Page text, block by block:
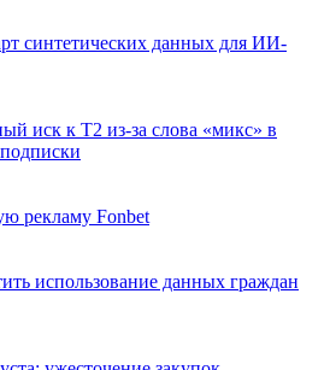
синтетических данных для ИИ-
иск к Т2 из-за слова «микс» в
рекламу Fonbet
использование данных граждан